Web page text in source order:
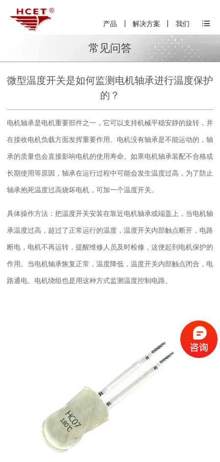
产品 解决方案 我们
常见问答
微型温度开关是如何监测电机轴承进行温度保护
的？
电机轴承是电机重要部件之一，它可以支持机械平稳安静的旋转，并
在接收电机负载方面发挥重要作用。电机没有轴承是不能运动的，轴
承的质量也会直接影响电机的使用寿命。如果电机轴承装配不合格或
长期使用等原因，轴承在运行过程中可能会发生温度过高，为了防止
轴承抱死温度过高烧坏电机，可加一个温度开关。
具体操作方法：把温度开关安装在靠近电机轴承或端盖上，当电机轴
承温度过高，超过了正常运行的温度，温度开关内部触点断开，电路
断电，电机不再运转，提醒维修人员及时检修，这便起到电机保护的
作用。当电机轴承恢复正常，温度降低，温度开关内部触点闭合，电
路通电。电机绕组也是用这种方式监测温度控制电路。